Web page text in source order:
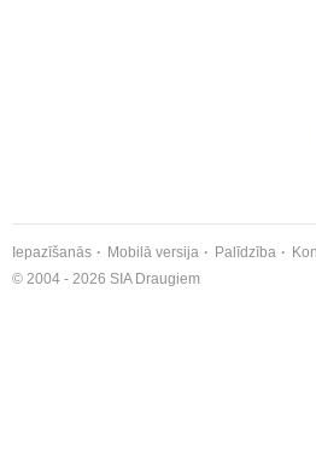
Iepazīšanās Mobilā versija Palīdzība
© 2004 - 2026 SIA Draugiem